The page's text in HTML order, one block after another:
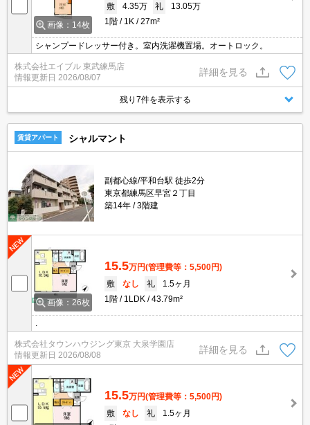
画像：14枚
敷 4.35万 礼
13.05万
1階
1K 27m²
シャンプードレッサー付き。室内洗濯機置場。オートロック。
株式会社エイブル 東武練馬店
情報更新日 2026/08/07
詳細を見る
残り7件を表示する
賃貸アパート シャルマント
副都心線/平和台駅 徒歩2分
東京都練馬区早宮２丁目
築14年
3階建
画像：26枚
15.5万円(管理費等：5,500円)
敷
なし 礼
1.5ヶ月
1階
1LDK 43.79m²
株式会社タウンハウジング東京 大泉学園店
情報更新日 2026/08/08
詳細を見る
15.5万円(管理費等：5,500円)
敷
なし 礼
1.5ヶ月